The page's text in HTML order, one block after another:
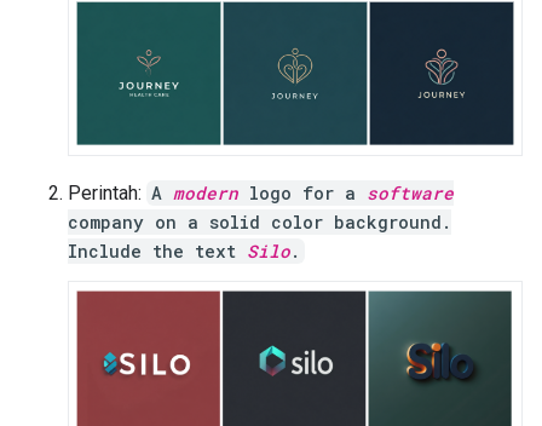
Perintah: A modern logo for a software
company on a solid color background.
Include the text Silo.